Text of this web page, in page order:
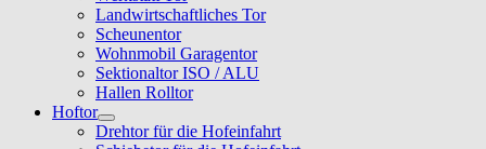
Landwirtschaftliches Tor
Scheunentor
Wohnmobil Garagentor
Sektionaltor ISO / ALU
Hallen Rolltor
Hoftor
Drehtor für die Hofeinfahrt